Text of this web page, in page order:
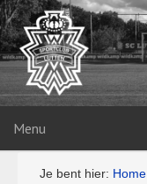
Menu
Je bent hier: Home